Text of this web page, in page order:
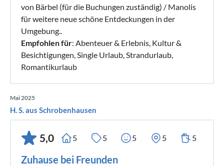
von Bärbel (für die Buchungen zuständig) / Manolis
für weitere neue schöne Entdeckungen in der
Umgebung..
Empfohlen für: Abenteuer & Erlebnis, Kultur &
Besichtigungen, Single Urlaub, Strandurlaub,
Romantikurlaub
Mai 2025
H. S. aus Schrobenhausen
5,0 5 5 5 5 5
Zuhause bei Freunden